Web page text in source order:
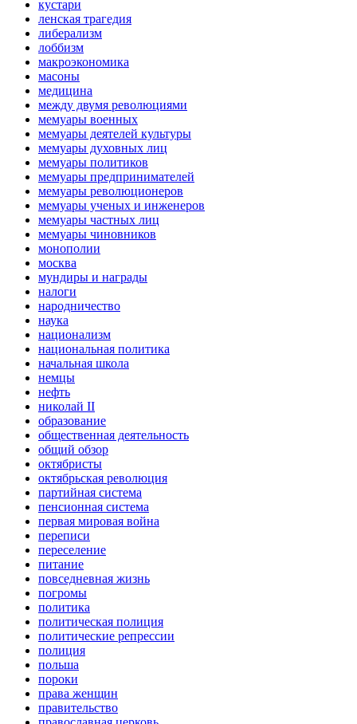
кустари
ленская трагедия
либерализм
лоббизм
макроэкономика
масоны
медицина
между двумя революциями
мемуары военных
мемуары деятелей культуры
мемуары духовных лиц
мемуары политиков
мемуары предпринимателей
мемуары революционеров
мемуары ученых и инженеров
мемуары частных лиц
мемуары чиновников
монополии
москва
мундиры и награды
налоги
народничество
наука
национализм
национальная политика
начальная школа
немцы
нефть
николай II
образование
общественная деятельность
общий обзор
октябристы
октябрьская революция
партийная система
пенсионная система
первая мировая война
переписи
переселение
питание
повседневная жизнь
погромы
политика
политическая полиция
политические репрессии
полиция
польша
пороки
права женщин
правительство